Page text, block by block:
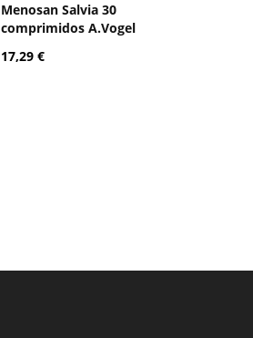
Menosan Salvia 30
comprimidos A.Vogel
17,29 €